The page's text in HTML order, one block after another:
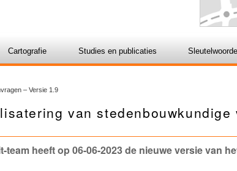
Cartografie Studies en publicaties
– Versie 1.9
van stedenbouwkundige
team heeft op 06-06-2023 de nieuwe versie van